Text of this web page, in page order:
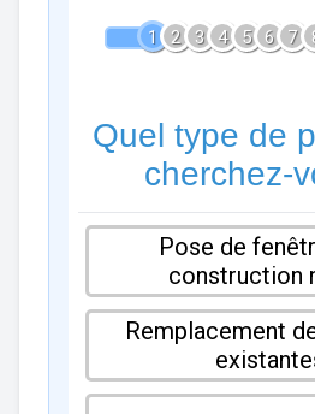
1 2 3 4 5 6 7
Quel type de
cherchez-
Pose de
construction
Remplacement